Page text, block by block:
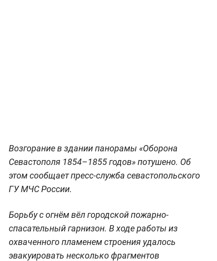
Возгорание в здании панорамы «Оборона
Севастополя 1854–1855 годов» потушено. Об
этом сообщает пресс-служба севастопольского
ГУ МЧС России.
Борьбу с огнём вёл городской пожарно-
спасательный гарнизон. В ходе работы из
охваченного пламенем строения удалось
эвакуировать несколько фрагментов